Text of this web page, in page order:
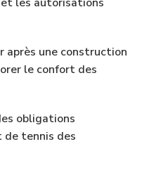
les autorisations
après une construction
le confort des
obligations
de tennis des